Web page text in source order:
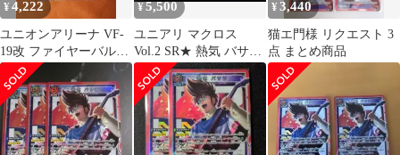
¥4,222
ユニオンアリーナ VF-
19改 ファイヤーバルキ
リー
¥5,500
ユニアリ マクロス
Vol.2 SR★ 熱気 バサラ
パラレル＋おまけ
¥3,440
猫エ門様 リクエスト 3
点 まとめ商品